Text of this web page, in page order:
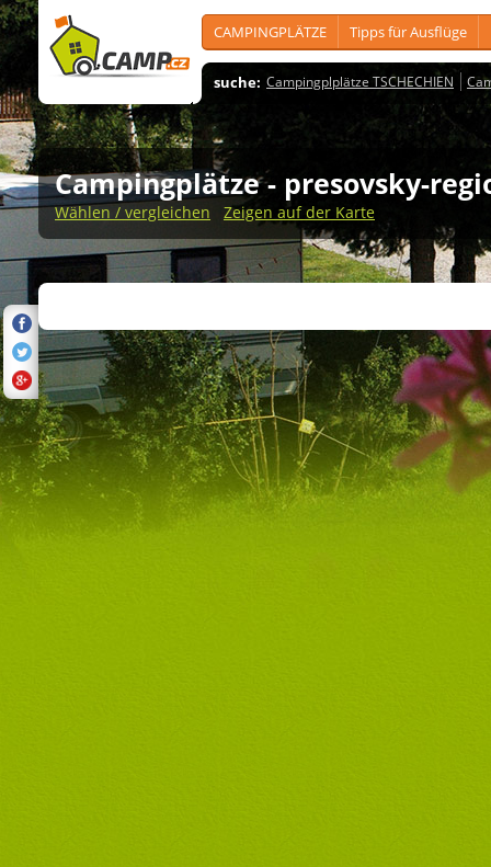
CAMPINGPLÄTZE Tipps für Ausflüge
suche: Campingplplätze TSCHECHIEN
Campingplätze - presovsky-
Wählen / vergleichen Zeigen auf der Karte